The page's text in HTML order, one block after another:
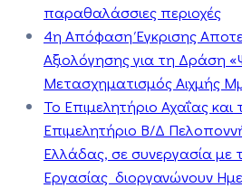
παραθαλάσσιες περιοχές
4η Απόφαση Έγκρισης
Αξιολόγησης για τη Δράση
Μετασχηματισμός Αιχμής
Το Επιμελητήριο Αχαΐας και
Επιμελητήριο Β/Δ
Ελλάδας, σε συνεργασία με
Εργασίας διοργανώνουν